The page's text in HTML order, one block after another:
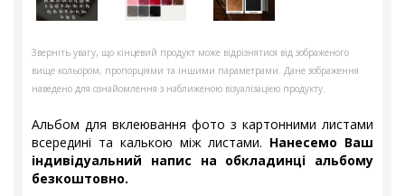
Зверніть увагу, що кінцевий продукт може відрізнятися від зображеного
вище кольором, пропорціями та іншими параметрами. Дане зображення
наведено для ознайомлення з наближеною візуалізацією продукту.
Альбом для вклеювання фото з картонними листами
всередині та калькою між листами. Нанесемо Ваш
індивідуальний напис на обкладинці альбому
безкоштовно.